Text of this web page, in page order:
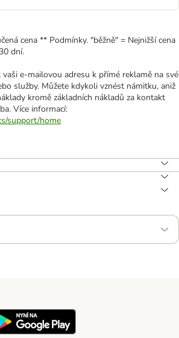
cena ** Podmínky. "běžně" = Nejnižší cena
dní.
e-mailovou adresu k přímé reklamě na své
služby. Můžete kdykoli vznést námitku, aniž
kromě základních nákladů za kontakt
Více informací:
support/home